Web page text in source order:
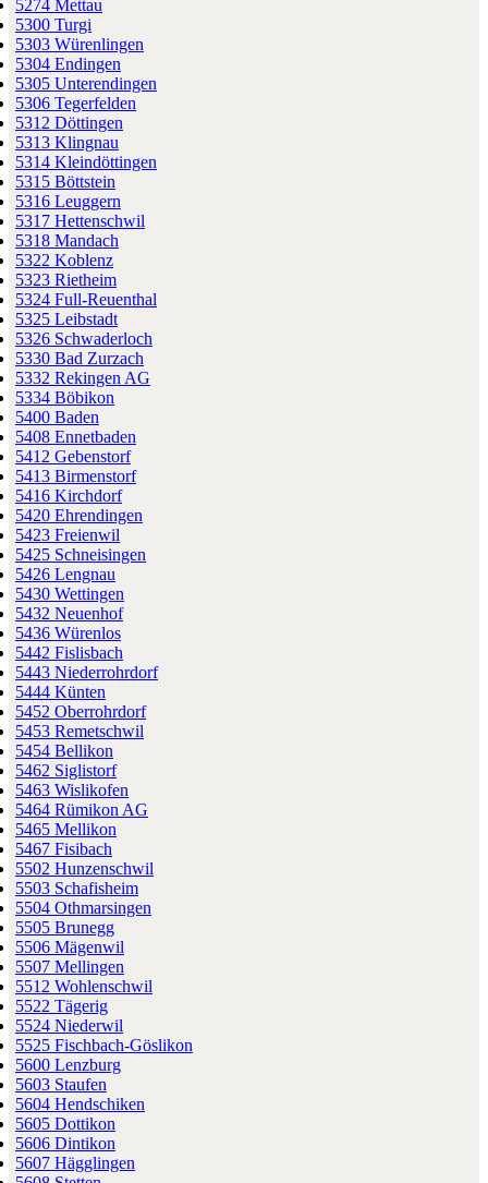
5274 Mettau
5300 Turgi
5303 Würenlingen
5304 Endingen
5305 Unterendingen
5306 Tegerfelden
5312 Döttingen
5313 Klingnau
5314 Kleindöttingen
5315 Böttstein
5316 Leuggern
5317 Hettenschwil
5318 Mandach
5322 Koblenz
5323 Rietheim
5324 Full-Reuenthal
5325 Leibstadt
5326 Schwaderloch
5330 Bad Zurzach
5332 Rekingen AG
5334 Böbikon
5400 Baden
5408 Ennetbaden
5412 Gebenstorf
5413 Birmenstorf
5416 Kirchdorf
5420 Ehrendingen
5423 Freienwil
5425 Schneisingen
5426 Lengnau
5430 Wettingen
5432 Neuenhof
5436 Würenlos
5442 Fislisbach
5443 Niederrohrdorf
5444 Künten
5452 Oberrohrdorf
5453 Remetschwil
5454 Bellikon
5462 Siglistorf
5463 Wislikofen
5464 Rümikon AG
5465 Mellikon
5467 Fisibach
5502 Hunzenschwil
5503 Schafisheim
5504 Othmarsingen
5505 Brunegg
5506 Mägenwil
5507 Mellingen
5512 Wohlenschwil
5522 Tägerig
5524 Niederwil
5525 Fischbach-Göslikon
5600 Lenzburg
5603 Staufen
5604 Hendschiken
5605 Dottikon
5606 Dintikon
5607 Hägglingen